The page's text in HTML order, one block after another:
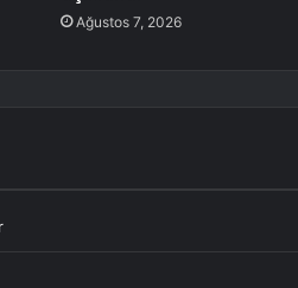
Ağustos 7, 2026